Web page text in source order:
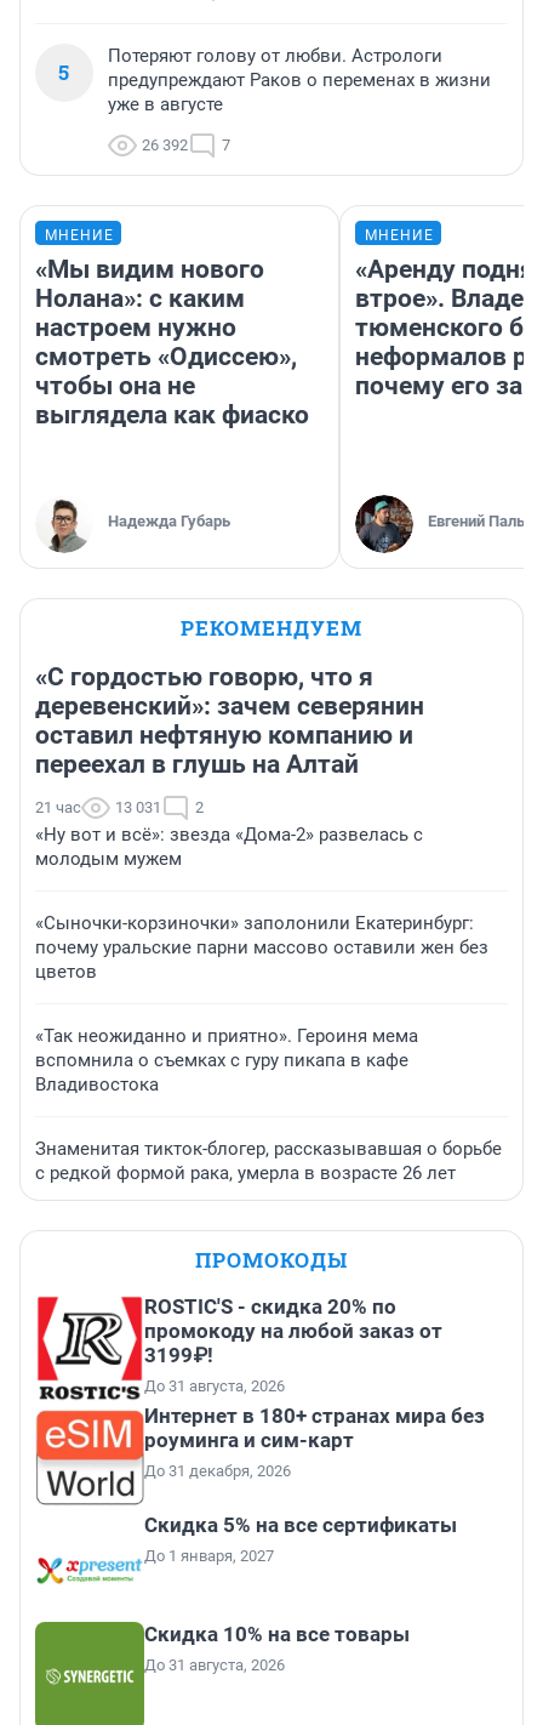
5
Потеряют голову от любви. Астрологи
предупреждают Раков о переменах в жизни
уже в августе
26 392 7
МНЕНИЕ
«Мы видим нового
Нолана»: с каким
настроем нужно
смотреть «Одиссею»,
чтобы она не
выглядела как фиаско
Надежда Губарь
МНЕНИЕ
«Аренду
втрое».
тюменского
неформалов
почему его
Евгений
РЕКОМЕНДУЕМ
«С гордостью говорю, что я
деревенский»: зачем северянин
оставил нефтяную компанию и
переехал в глушь на Алтай
21 час 13 031 2
«Ну вот и всё»: звезда «Дома-2» развелась с
молодым мужем
«Сыночки-корзиночки» заполонили Екатеринбург:
почему уральские парни массово оставили жен без
цветов
«Так неожиданно и приятно». Героиня мема
вспомнила о съемках с гуру пикапа в кафе
Владивостока
Знаменитая тикток-блогер, рассказывавшая о борьбе
с редкой формой рака, умерла в возрасте 26 лет
ПРОМОКОДЫ
ROSTIC'S - скидка 20% по
промокоду на любой заказ от
3199₽!
До 31 августа, 2026
Интернет в 180+ странах мира без
роуминга и сим-карт
До 31 декабря, 2026
Скидка 5% на все сертификаты
До 1 января, 2027
Скидка 10% на все товары
До 31 августа, 2026